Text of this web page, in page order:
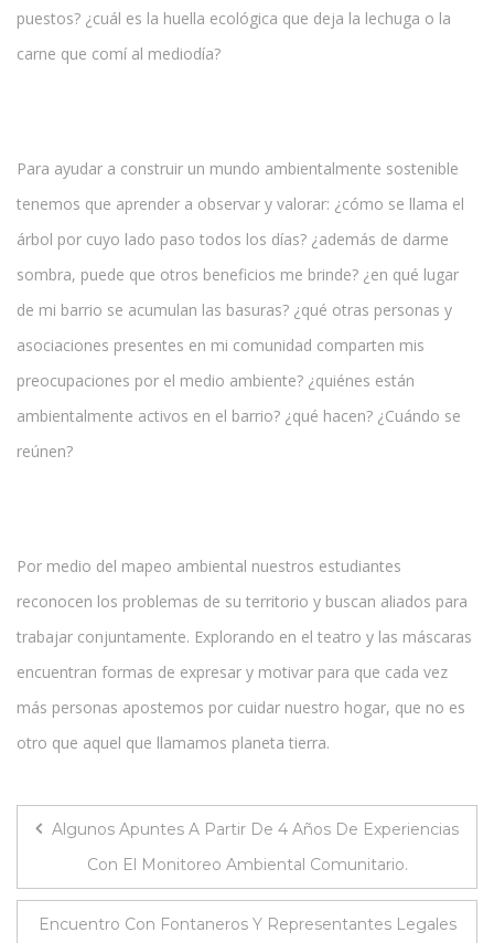
puestos? ¿cuál es la huella ecológica que deja la lechuga o la
carne que comí al mediodía?
Para ayudar a construir un mundo ambientalmente sostenible
tenemos que aprender a observar y valorar: ¿cómo se llama el
árbol por cuyo lado paso todos los días? ¿además de darme
sombra, puede que otros beneficios me brinde? ¿en qué lugar
de mi barrio se acumulan las basuras? ¿qué otras personas y
asociaciones presentes en mi comunidad comparten mis
preocupaciones por el medio ambiente? ¿quiénes están
ambientalmente activos en el barrio? ¿qué hacen? ¿Cuándo se
reúnen?
Por medio del mapeo ambiental nuestros estudiantes
reconocen los problemas de su territorio y buscan aliados para
trabajar conjuntamente. Explorando en el teatro y las máscaras
encuentran formas de expresar y motivar para que cada vez
más personas apostemos por cuidar nuestro hogar, que no es
otro que aquel que llamamos planeta tierra.
Algunos Apuntes A Partir De 4 Años De Experiencias
Con El Monitoreo Ambiental Comunitario.
Encuentro Con Fontaneros Y Representantes Legales